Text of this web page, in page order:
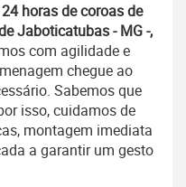
horas de coroas de
Jaboticatubas - MG -,
com agilidade e
chegue ao
Sabemos que
isso, cuidamos de
montagem imediata
a garantir um gesto